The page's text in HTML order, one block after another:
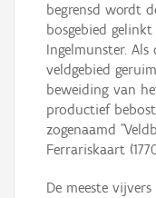
begrensd wordt
bosgebied
Ingelmunster.
veldgebied
beweiding van
productief
zogenaamd
Ferrariskaart
De meeste